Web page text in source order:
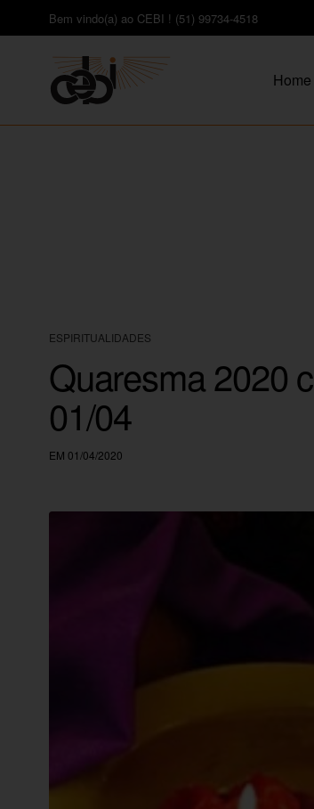
Bem vindo(a) ao CEBI ! (51) 99734-4518
Home
ESPIRITUALIDADES
Quaresma 2020
01/04
EM 01/04/2020